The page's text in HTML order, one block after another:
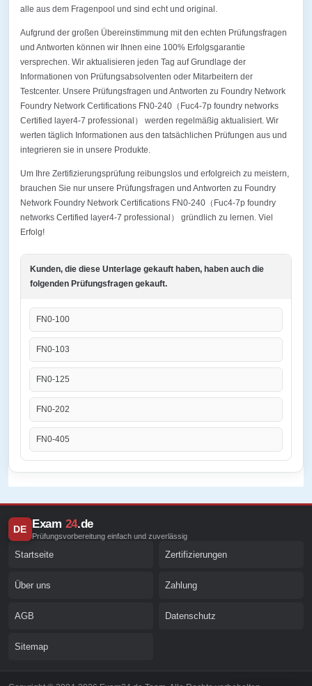
alle aus dem Fragenpool und sind echt und original.
Aufgrund der großen Übereinstimmung mit den echten Prüfungsfragen
und Antworten können wir Ihnen eine 100% Erfolgsgarantie
versprechen. Wir aktualisieren jeden Tag auf Grundlage der
Informationen von Prüfungsabsolventen oder Mitarbeitern der
Testcenter. Unsere Prüfungsfragen und Antworten zu Foundry Network
Foundry Network Certifications FN0-240（Fuc4-7p foundry networks
Certified layer4-7 professional） werden regelmäßig aktualisiert. Wir
werten täglich Informationen aus den tatsächlichen Prüfungen aus und
integrieren sie in unsere Produkte.
Um Ihre Zertifizierungsprüfung reibungslos und erfolgreich zu meistern,
brauchen Sie nur unsere Prüfungsfragen und Antworten zu Foundry
Network Foundry Network Certifications FN0-240（Fuc4-7p foundry
networks Certified layer4-7 professional） gründlich zu lernen. Viel
Erfolg!
Kunden, die diese Unterlage gekauft haben, haben auch die
folgenden Prüfungsfragen gekauft.
FN0-100
FN0-103
FN0-125
FN0-202
FN0-405
DE Exam 24.de
Prüfungsvorbereitung einfach und zuverlässig
Startseite Zertifizierungen
Über uns Zahlung
AGB Datenschutz
Sitemap